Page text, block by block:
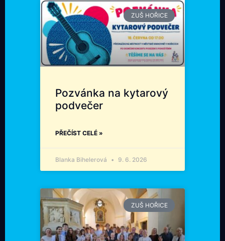
ZUŠ HOŘICE
Pozvánka na kytarový
podvečer
PŘEČÍST CELÉ »
Blanka Bihelerová 9. 6. 2026
ZUŠ HOŘICE